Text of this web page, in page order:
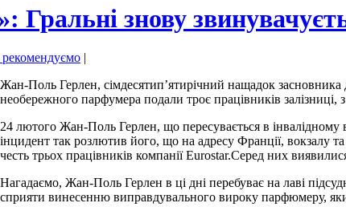
Гральні знову
|
Жан-Поль Герлен, сімдесятип’ятирічний нащадок
необережного парфумера подали троє працівників залізниці,
24 лютого Жан-Поль Герлен, що пересувається в
інцидент так розлютив його, що на адресу Франції, вокзалу
честь трьох працівників компанії Eurostar.Серед них
Нагадаємо, Жан-Поль Герлен в ці дні перебуває на лаві
сприяти винесенню виправдувального вироку парфюмеру,